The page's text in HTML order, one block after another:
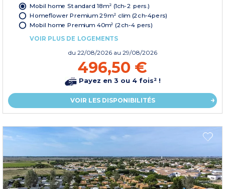
Mobil home Standard 18m² (1ch-2 pers.)
Homeflower Premium 29m² clim (2ch-4pers)
Mobil home Premium 40m² (2ch-4 pers)
VOIR PLUS DE LOGEMENTS
du 22/08/2026 au 29/08/2026
496,50 €
Payez en 3 ou 4 fois² !
VOIR LES DISPONIBILITÉS